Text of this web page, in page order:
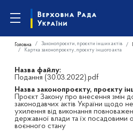
Головна Законопроєкти, проєкти інших актів
Картка законопроєкту, проєкту іншого акта
Назва файлу:
Подання (30.03.2022).pdf
Назва законопроєкту, проєкту
Проєкт Закону про внесення змін
законодавчих актів України щодо
ухилення від виконання
державної влади та їх посадовими
воєнного стану